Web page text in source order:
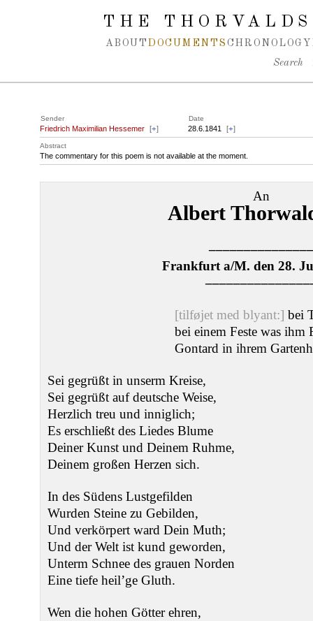
Spring navigation over
THE
ABOUT DOCUMENTS CHRONOLOGY
Search
Sender Date
Friedrich Maximilian Hessemer [+] 28.6.1841 [+]
Abstract
The commentary for this poem is not available at the moment.
An
Albert
Frankfurt a/M. den 28.
[tilføjet med blyant:] bei
bei einem Feste was ihm
Gontard in ihrem
Sei gegrüßt in unserm Kreise,
Sei gegrüßt auf deutsche Weise,
Herzlich treu und inniglich;
Es erschließt des Liedes Blume
Deiner Kunst und Deinem Ruhme,
Deinem großen Herzen sich.
In des Südens Lustgefilden
Wurden Steine zu Gebilden,
Und verkörpert ward Dein Muth;
Und der Welt ist kund geworden,
Unterm Schnee des grauen Norden
Eine tiefe heil’ge Gluth.
Wen die hohen Götter ehren,